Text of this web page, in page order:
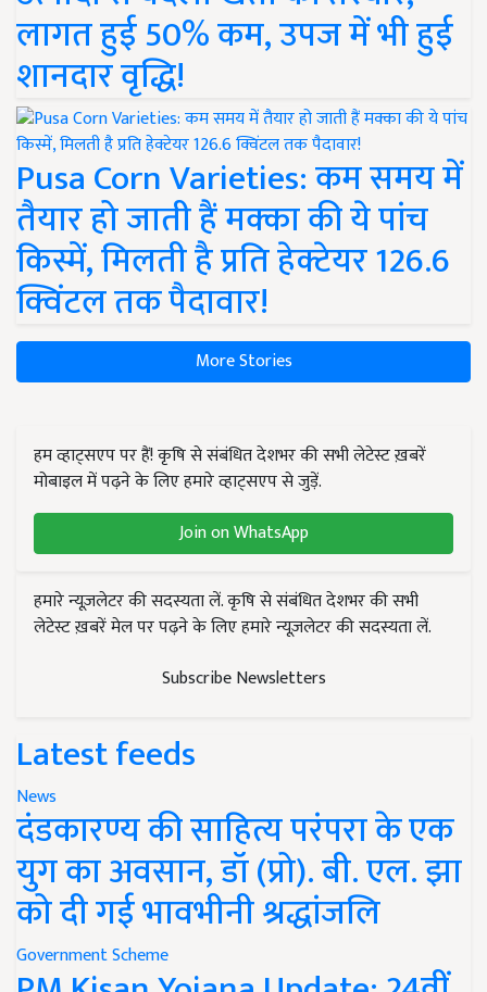
लागत हुई 50% कम, उपज में भी हुई
शानदार वृद्धि!
Pusa Corn Varieties: कम समय में
तैयार हो जाती हैं मक्का की ये पांच
किस्में, मिलती है प्रति हेक्टेयर 126.6
क्विंटल तक पैदावार!
More Stories
हम व्हाट्सएप पर हैं! कृषि से संबंधित देशभर की सभी लेटेस्ट ख़बरें
मोबाइल में पढ़ने के लिए हमारे व्हाट्सएप से जुड़ें.
Join on WhatsApp
हमारे न्यूज़लेटर की सदस्यता लें. कृषि से संबंधित देशभर की सभी
लेटेस्ट ख़बरें मेल पर पढ़ने के लिए हमारे न्यूज़लेटर की सदस्यता लें.
Subscribe Newsletters
Latest feeds
News
दंडकारण्य की साहित्य परंपरा के एक
युग का अवसान, डॉ (प्रो). बी. एल. झा
को दी गई भावभीनी श्रद्धांजलि
Government Scheme